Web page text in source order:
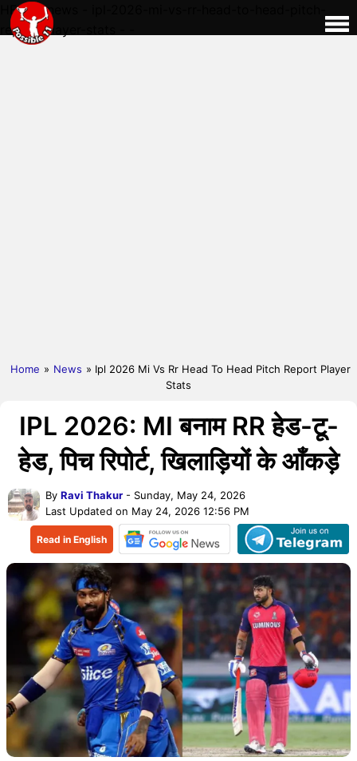
HERE - news - ipl-2026-mi-vs-rr-head-to-head-pitch-
report-player-stats - -
Home » News » Ipl 2026 Mi Vs Rr Head To Head Pitch Report Player
Stats
IPL 2026: MI बनाम RR हेड-टू-
हेड, पिच रिपोर्ट, खिलाड़ियों के आँकड़े
By Ravi Thakur - Sunday, May 24, 2026
Last Updated on May 24, 2026 12:56 PM
Read in English